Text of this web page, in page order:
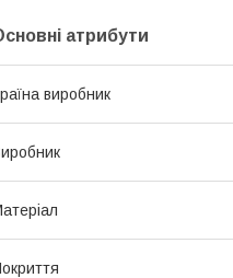
атрибути
виробник